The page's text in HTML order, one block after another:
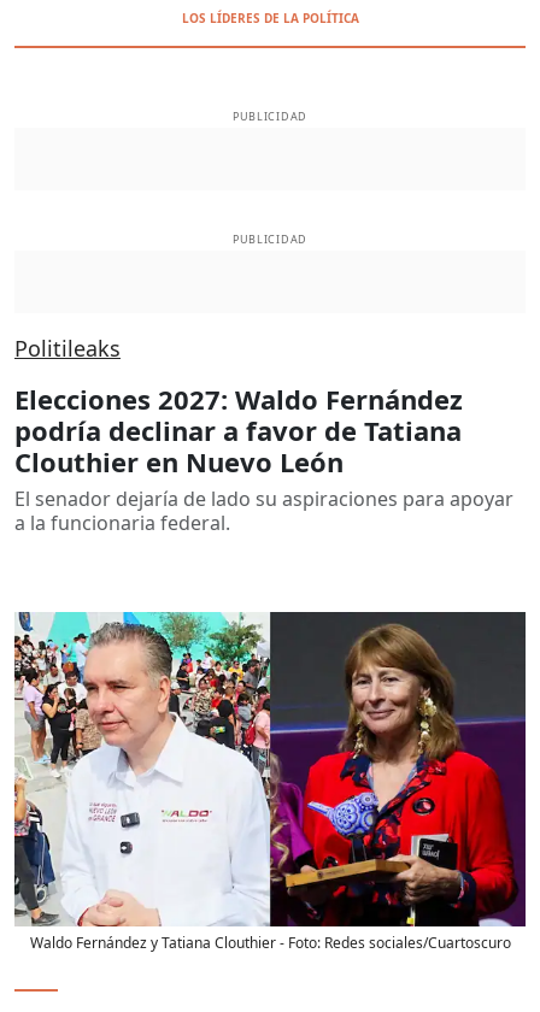
LOS LÍDERES DE LA POLÍTICA
PUBLICIDAD
PUBLICIDAD
Politileaks
Elecciones 2027: Waldo Fernández
podría declinar a favor de Tatiana
Clouthier en Nuevo León
El senador dejaría de lado su aspiraciones para apoyar
a la funcionaria federal.
Waldo Fernández y Tatiana Clouthier- Foto: Redes sociales/Cuartoscuro